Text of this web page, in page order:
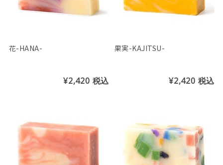
花-HANA-
¥2,420 税込
果実-KAJITSU-
¥2,420 税込